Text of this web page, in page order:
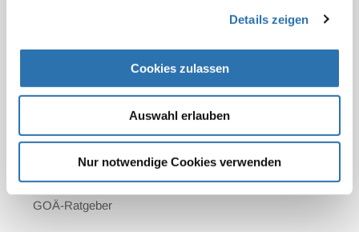
Details zeigen
Cookies zulassen
Auswahl erlauben
Nur notwendige Cookies verwenden
Mehr Informationen
GOÄ-Ratgeber
Kriterien
GOÄ-Ratgeber